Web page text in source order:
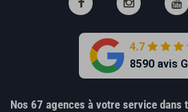
4.7
8590 avis
Nos 67 agences à votre service dans